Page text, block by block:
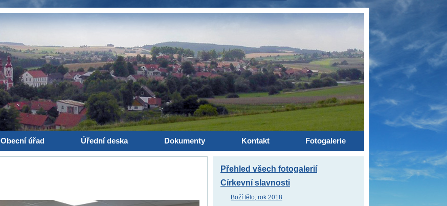
Obecní úřad Úřední deska Dokumenty Kontakt Fotogalerie
Přehled všech fotogalerií
Církevní slavnosti
Boží tělo, rok 2018